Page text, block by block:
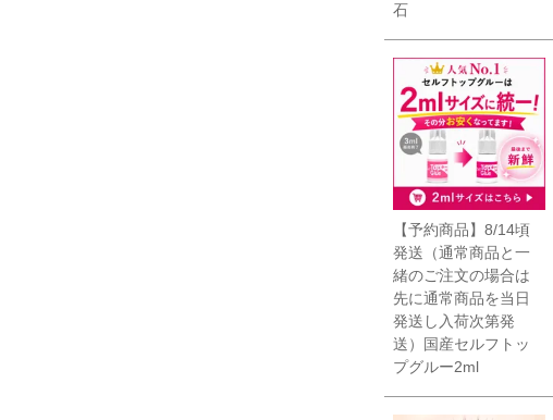
石
【予約商品】8/14頃
発送（通常商品と一
緒のご注文の場合は
先に通常商品を当日
発送し入荷次第発
送）国産セルフトッ
プグルー2ml